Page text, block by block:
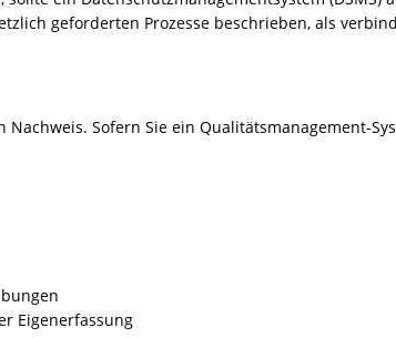
geforderten Prozesse beschrieben, als
Sofern Sie ein Qualitätsmanagement-
Eigenerfassung